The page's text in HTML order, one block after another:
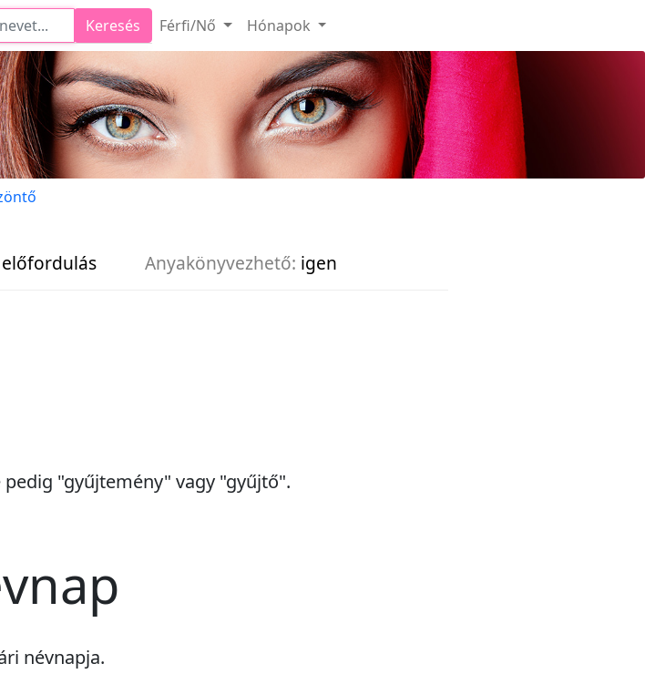
Keresés Férfi/Nő Hónapok
Anyakönyvezhető: igen
"gyűjtemény" vagy "gyűjtő".
névnapja.